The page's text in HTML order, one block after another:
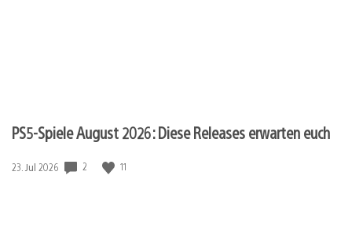
PS5-Spiele August 2026: Diese Releases erwarten euch
Veröffentlichungsdatum:
23. Jul 2026 2 11